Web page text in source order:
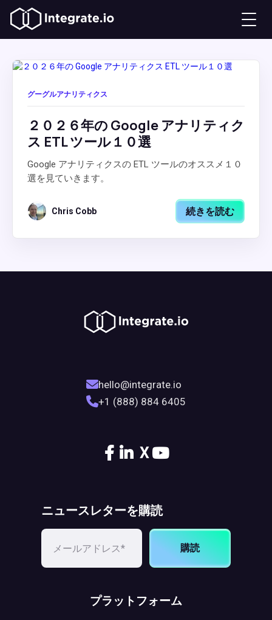
グーグルアナリティクス
２０２６年の Google アナリティク
ス ETL ツール１０選
Google アナリティクスの ETL ツールのオススメ１０
選を見ていきます。
Chris Cobb 続きを読む
hello@integrate.io
+1 (888) 884 6405
X
ニュースレターを購読
購読
プラットフォーム